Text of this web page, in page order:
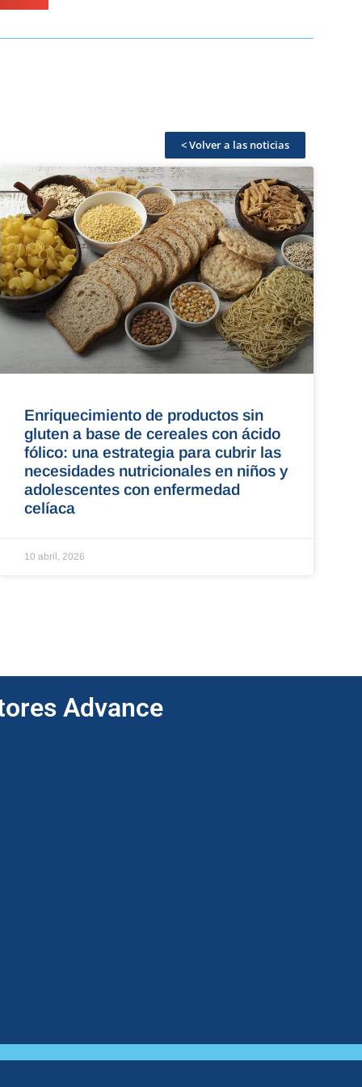
< Volver a las noticias
Enriquecimiento de productos sin
gluten a base de cereales con ácido
fólico: una estrategia para cubrir las
necesidades nutricionales en niños y
adolescentes con enfermedad
celíaca
10 abril, 2026
Advance